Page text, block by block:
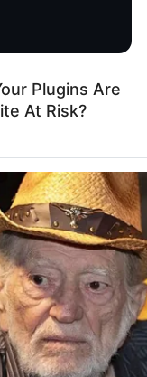
para
todos com
Plugins Are
At Risk?